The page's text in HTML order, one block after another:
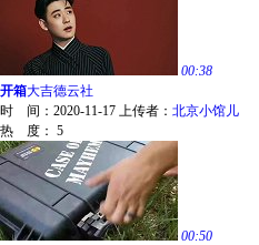
00:38
开箱大吉德云社
时 间： 2020-11-17 上传者： 北京小馆儿
热 度： 5
00:50